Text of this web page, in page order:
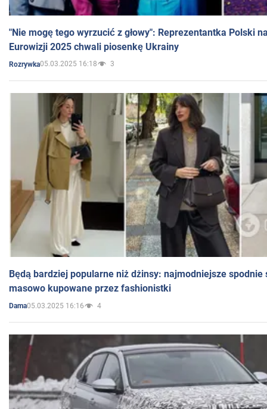
"Nie mogę tego wyrzucić z głowy": Reprezentantka Polski
Eurowizji 2025 chwali piosenkę Ukrainy
Rozrywka05.03.2025 16:18 3
Będą bardziej popularne niż dżinsy: najmodniejsze spodnie
masowo kupowane przez fashionistki
Dama05.03.2025 16:16 4